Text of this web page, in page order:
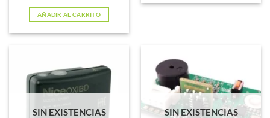
original
era:
66,55 €.
actual
es:
49,91 €.
AÑADIR AL CARRITO
SIN EXISTENCIAS SIN EXISTENCIAS